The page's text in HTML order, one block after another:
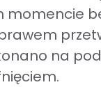
momencie
na